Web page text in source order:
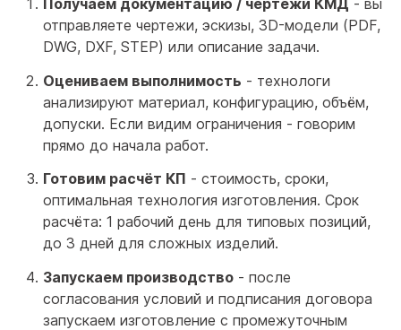
Получаем документацию / чертежи КМД - вы
отправляете чертежи, эскизы, 3D-модели (PDF,
DWG, DXF, STEP) или описание задачи.
Оцениваем выполнимость - технологи
анализируют материал, конфигурацию, объём,
допуски. Если видим ограничения - говорим
прямо до начала работ.
Готовим расчёт КП - стоимость, сроки,
оптимальная технология изготовления. Срок
расчёта: 1 рабочий день для типовых позиций,
до 3 дней для сложных изделий.
Запускаем производство - после
согласования условий и подписания договора
запускаем изготовление с промежуточным